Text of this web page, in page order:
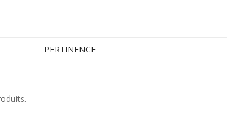
PERTINENCE